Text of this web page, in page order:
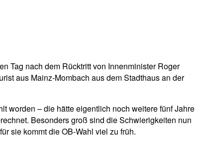
Tag nach dem Rücktritt von Innenminister Roger
aus Mainz-Mombach aus dem Stadthaus an der
worden – die hätte eigentlich noch weitere fünf Jahre
Besonders groß sind die Schwierigkeiten nun
sie kommt die OB-Wahl viel zu früh.